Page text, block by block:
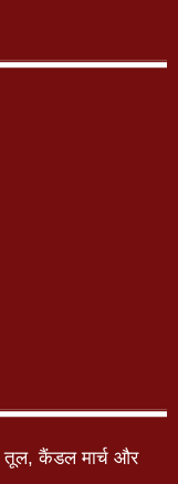
तूल, कैंडल मार्च और